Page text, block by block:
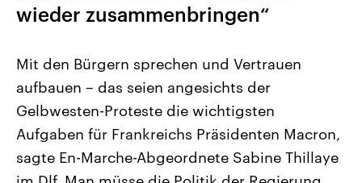
Landtagswahl Sachsen-Anhalt
2026
Alle Informationen
Sachsen-Anhalt wählt am 6.
September 2026 einen neuen
Landtag. Seit 2021 wird das
Bundesland von einer Koalition aus
USA
Aktuelle Beiträge,
Hintergründe
Wirtschaftlich und
gehören die Vereinigten
den mächtigsten Ländern
mit großem Einfluss auf
wieder zusammenbringen“
Mit den Bürgern sprechen und Vertrauen
aufbauen – das seien angesichts der
Gelbwesten-Proteste die wichtigsten
Aufgaben für Frankreichs Präsidenten Macron,
sagte En-Marche-Abgeordnete Sabine Thillaye